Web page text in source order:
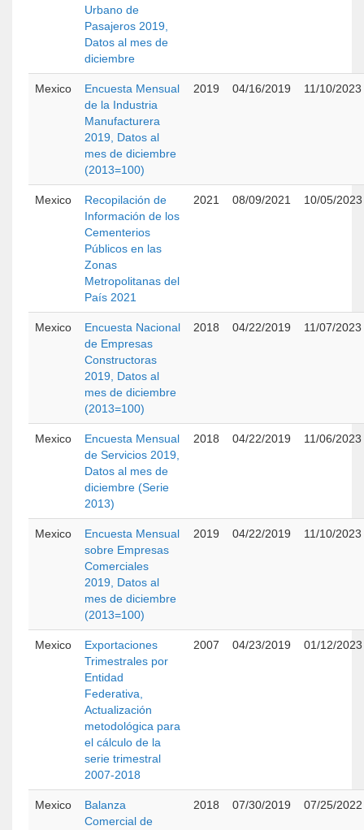
Urbano de
Pasajeros 2019,
Datos al mes de
diciembre
Mexico
Encuesta Mensual
de la Industria
Manufacturera
2019, Datos al
mes de diciembre
(2013=100)
2019 04/16/2019 11/10/2023
Mexico
Recopilación de
Información de los
Cementerios
Públicos en las
Zonas
Metropolitanas del
País 2021
2021 08/09/2021 10/05/2023
Mexico
Encuesta Nacional
de Empresas
Constructoras
2019, Datos al
mes de diciembre
(2013=100)
2018 04/22/2019 11/07/2023
Mexico
Encuesta Mensual
de Servicios 2019,
Datos al mes de
diciembre (Serie
2013)
2018 04/22/2019 11/06/2023
Mexico
Encuesta Mensual
sobre Empresas
Comerciales
2019, Datos al
mes de diciembre
(2013=100)
2019 04/22/2019 11/10/2023
Mexico
Exportaciones
Trimestrales por
Entidad
Federativa,
Actualización
metodológica para
el cálculo de la
serie trimestral
2007-2018
2007 04/23/2019 01/12/2023
Mexico
Balanza
Comercial de
2018 07/30/2019 07/25/2022